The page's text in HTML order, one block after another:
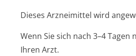
Dieses Arzneimittel wird
Wenn Sie sich nach 3–4
Ihren Arzt.